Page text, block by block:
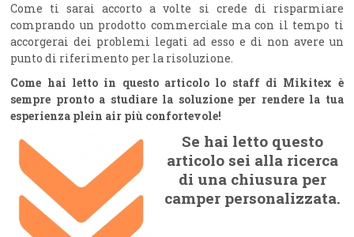
Come ti sarai accorto a volte si crede di risparmiare
comprando un prodotto commerciale ma con il tempo ti
accorgerai dei problemi legati ad esso e di non avere un
punto di riferimento per la risoluzione.
Come hai letto in questo articolo lo staff di Mikitex è
sempre pronto a studiare la soluzione per rendere la tua
esperienza plein air più confortevole!
Se hai letto questo
articolo sei alla ricerca
di una chiusura per
camper personalizzata.